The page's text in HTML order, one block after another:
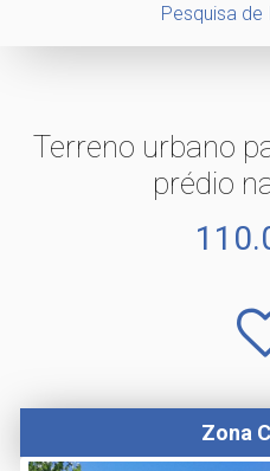
Pesquisa de
Terreno urbano
prédio
Zona